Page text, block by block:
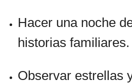
Hacer una noche
historias familiares.
Observar estrellas